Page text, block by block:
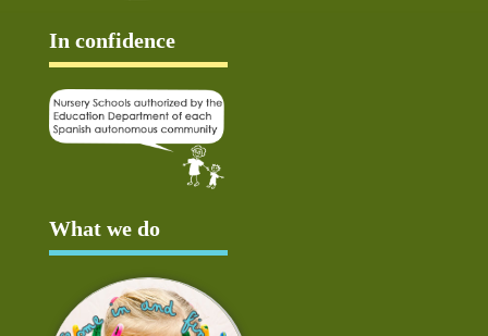
In confidence
What we do